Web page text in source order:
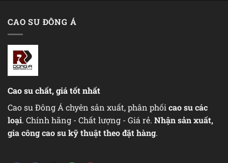
CAO SU ĐÔNG Á
Cao su chất, giá tốt nhất
Cao su Đông Á chyên sản xuất, phân phối cao su các
loại. Chính hãng - Chất lượng - Giá rẻ. Nhận sản xuất,
gia công cao su kỹ thuật theo đặt hàng.